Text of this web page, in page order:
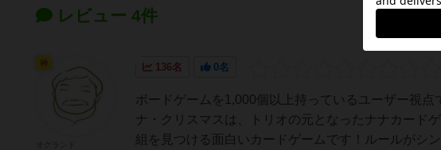
レビュー 4件
136名 0名
ボードゲームを1,000個以上持っているユーザー視
ナ・クリスマスは、トリオの元となったナナカード
組を見つける面白いカードゲームです！ルールがシ